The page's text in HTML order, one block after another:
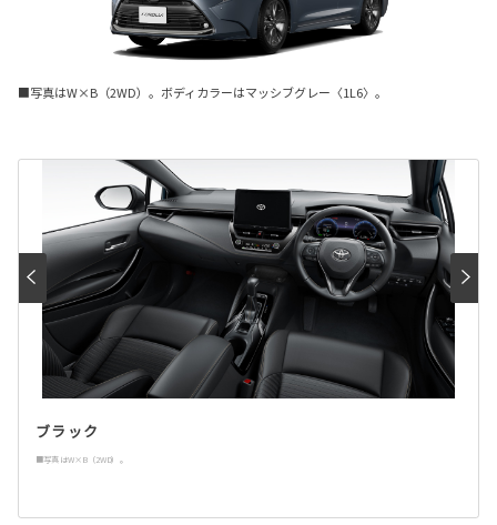
■写真はW×B（2WD）。ボディカラーはマッシブグレー〈1L6〉。
ブラック
■写真はW×B（2WD）。